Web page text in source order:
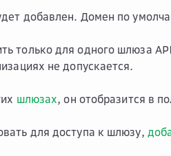
добавлен. Домен по
только для одного шлюза
не допускается.
шлюзах, он отобразится в
для доступа к шлюзу,